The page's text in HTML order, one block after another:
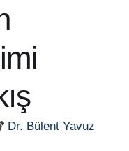
Dr. Bülent Yavuz